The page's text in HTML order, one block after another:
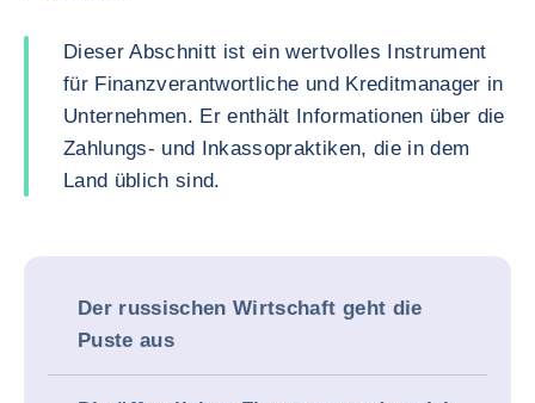
Dieser Abschnitt ist ein wertvolles Instrument
für Finanzverantwortliche und Kreditmanager in
Unternehmen. Er enthält Informationen über die
Zahlungs- und Inkassopraktiken, die in dem
Land üblich sind.
Der russischen Wirtschaft geht die
Puste aus